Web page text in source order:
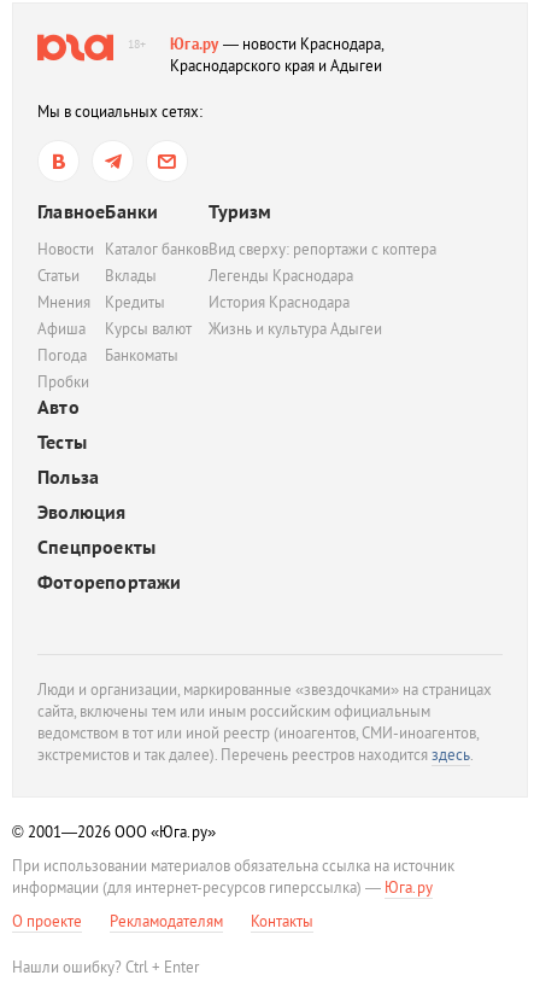
18+ Юга.ру— новости Краснодара,
Краснодарского края и Адыгеи
Мы в социальных сетях:
Главное
Новости
Статьи
Мнения
Афиша
Погода
Пробки
Банки
Каталог банков
Вклады
Кредиты
Курсы валют
Банкоматы
Туризм
Вид сверху: репортажи с коптера
Легенды Краснодара
История Краснодара
Жизнь и культура Адыгеи
Авто
Тесты
Польза
Эволюция
Спецпроекты
Фоторепортажи
Люди и организации, маркированные «звездочками» на страницах
сайта, включены тем или иным российским официальным
ведомством в тот или иной реестр (иноагентов, СМИ-иноагентов,
экстремистов и так далее). Перечень реестров находитсяздесь.
© 2001—2026ООО «Юга.ру»
При использовании материалов обязательна ссылка на источник
информации (для интернет-ресурсов гиперссылка) — Юга.ру
О проекте
Рекламодателям Контакты
Нашли ошибку? Ctrl + Enter